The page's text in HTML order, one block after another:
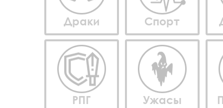
Драки Спорт
РПГ Ужасы